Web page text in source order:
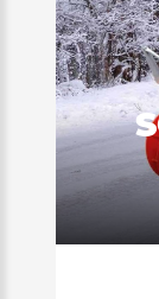
SOPLADOR DE